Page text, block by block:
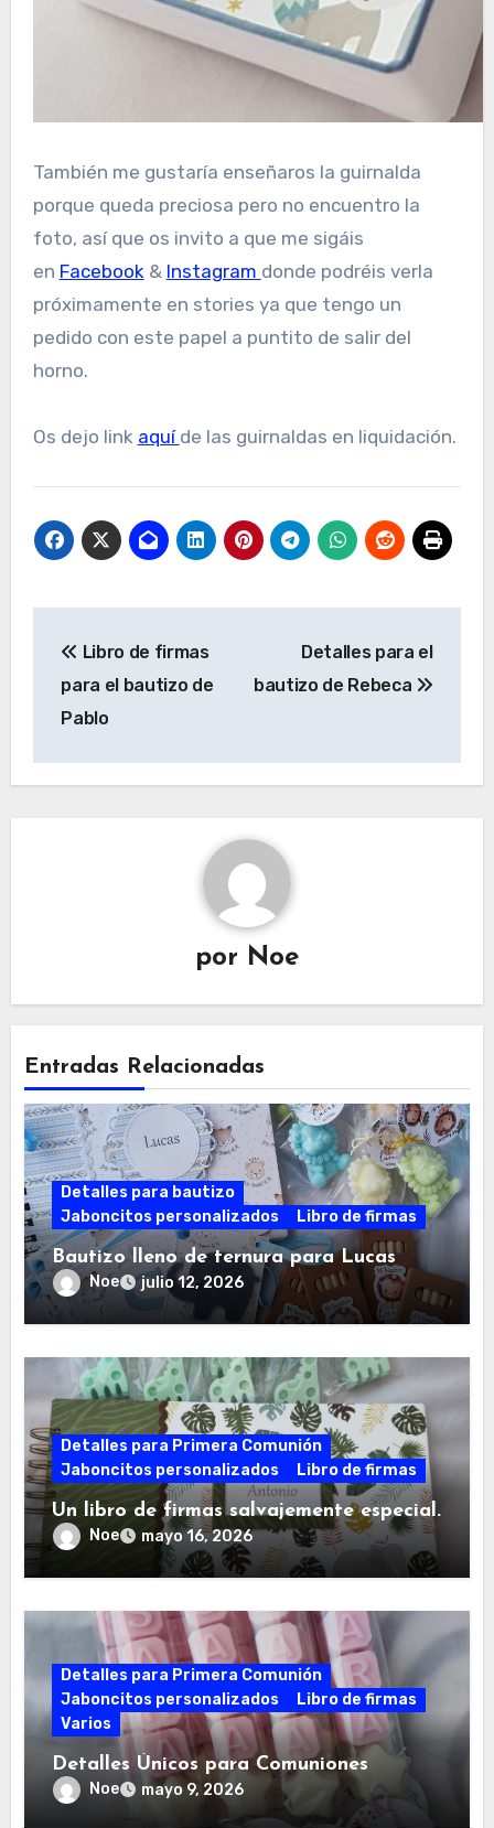
También me gustaría enseñaros la guirnalda
porque queda preciosa pero no encuentro la
foto, así que os invito a que me sigáis
en Facebook& Instagram donde podréis verla
próximamente en stories ya que tengo un
pedido con este papel a puntito de salir del
horno.
Os dejo link aquí de las guirnaldas en liquidación.
de
entradas
Libro de firmas
para el bautizo de
Pablo
Detalles para el
bautizo de Rebeca
por Noe
Entradas Relacionadas
Detalles para bautizo
Jaboncitos personalizados
Libro de firmas
Bautizo lleno de ternura para Lucas
Noe julio 12, 2026
Detalles para Primera Comunión
Jaboncitos personalizados
Libro de firmas
Un libro de firmas salvajemente especial.
Noe mayo 16, 2026
Detalles para Primera Comunión
Jaboncitos personalizados
Libro de firmas
Varios
Detalles Únicos para Comuniones
Noe mayo 9, 2026